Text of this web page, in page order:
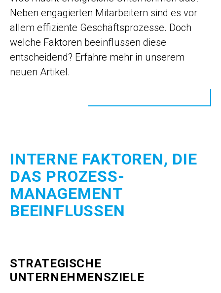
Neben engagierten Mitarbeitern sind es vor
allem effiziente Geschäftsprozesse. Doch
welche Faktoren beeinflussen diese
entscheidend? Erfahre mehr in unserem
neuen Artikel.
INTERNE FAKTOREN, DIE
DAS PROZESS­
MANAGEMENT
BEEINFLUSSEN
STRATEGISCHE
UNTERNEHMENSZIELE